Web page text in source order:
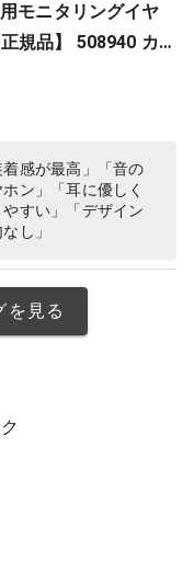
モニタリングイヤ
規品】 508940 カナ
ン
着感が最高」「音の
ン」「耳に優しく
すい」「デザイン
し」
を見る